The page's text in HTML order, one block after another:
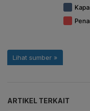
ARTIKEL TERKAIT